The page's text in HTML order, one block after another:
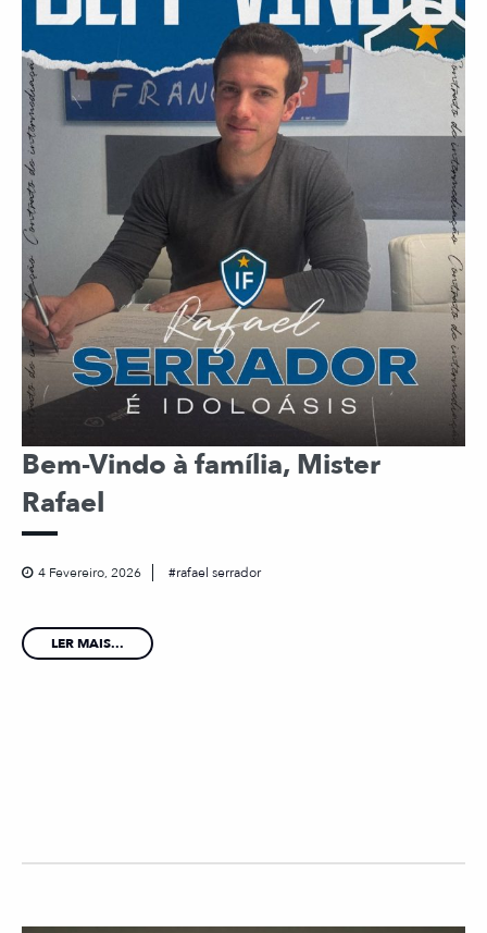
Bem-Vindo à família, Mister
Rafael
4 Fevereiro, 2026 rafael serrador
LER MAIS...